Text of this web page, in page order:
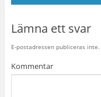
Lämna ett svar
E-postadressen publiceras inte.
Kommentar